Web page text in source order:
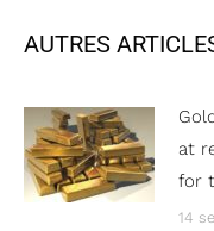
AUTRES
at
for
14